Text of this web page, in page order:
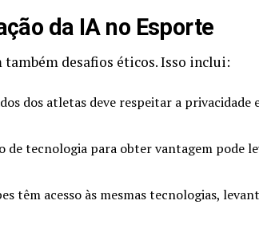
da IA no Esporte
também desafios éticos. Isso inclui:
dos atletas deve respeitar a privacidade
de tecnologia para obter vantagem pode
têm acesso às mesmas tecnologias,